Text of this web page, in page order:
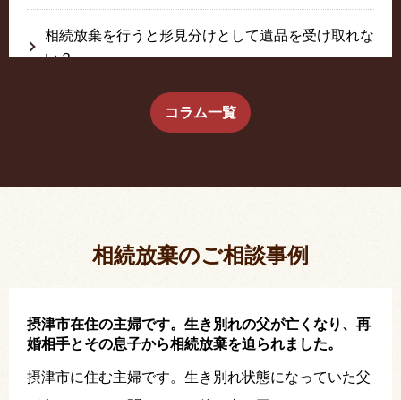
相続放棄を行うと形見分けとして遺品を受け取れな
い？
生前に相続放棄すると約束した念書は有効か？
コラム一覧
相続放棄のご相談事例
摂津市在住の主婦です。生き別れの父が亡くなり、再
婚相手とその息子から相続放棄を迫られました。
摂津市に住む主婦です。生き別れ状態になっていた父